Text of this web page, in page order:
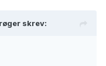
skrev: